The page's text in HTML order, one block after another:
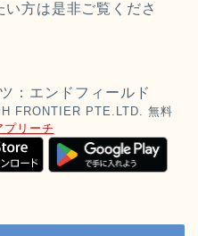
い方は是非ご覧くださ
：エンドフィールド
FRONTIER PTE.LTD. 無料
プリーチ